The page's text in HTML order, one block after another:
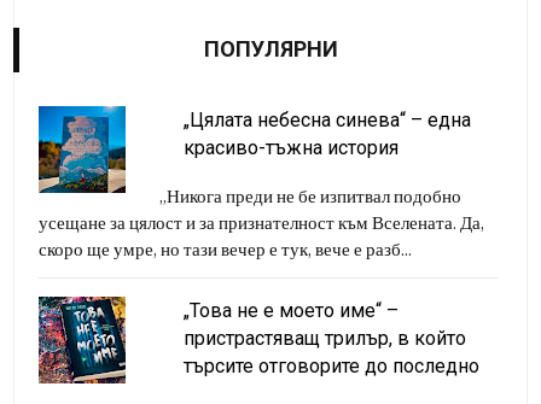
ПОПУЛЯРНИ
„Цялата небесна синева“ – една
красиво-тъжна история
„Никога преди не бе изпитвал подобно
усещане за цялост и за признателност към Вселената. Да,
скоро ще умре, но тази вечер е тук, вече е разб...
„Това не е моето име“ –
пристрастяващ трилър, в който
търсите отговорите до последно